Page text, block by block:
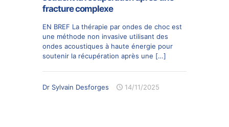
fracture complexe
EN BREF La thérapie par ondes de choc est
une méthode non invasive utilisant des
ondes acoustiques à haute énergie pour
soutenir la récupération après une […]
Dr Sylvain Desforges 14/11/2025